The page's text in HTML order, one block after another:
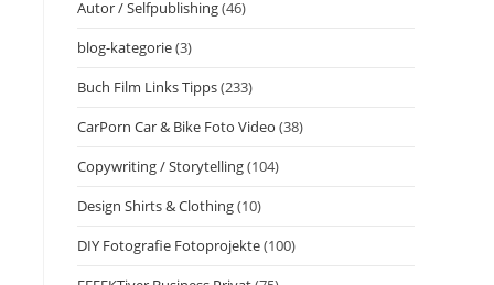
Autor / Selfpublishing(46)
blog-kategorie(3)
Buch Film Links Tipps(233)
CarPorn Car & Bike Foto Video (38)
Copywriting / Storytelling(104)
Design Shirts & Clothing(10)
DIY Fotografie Fotoprojekte(100)